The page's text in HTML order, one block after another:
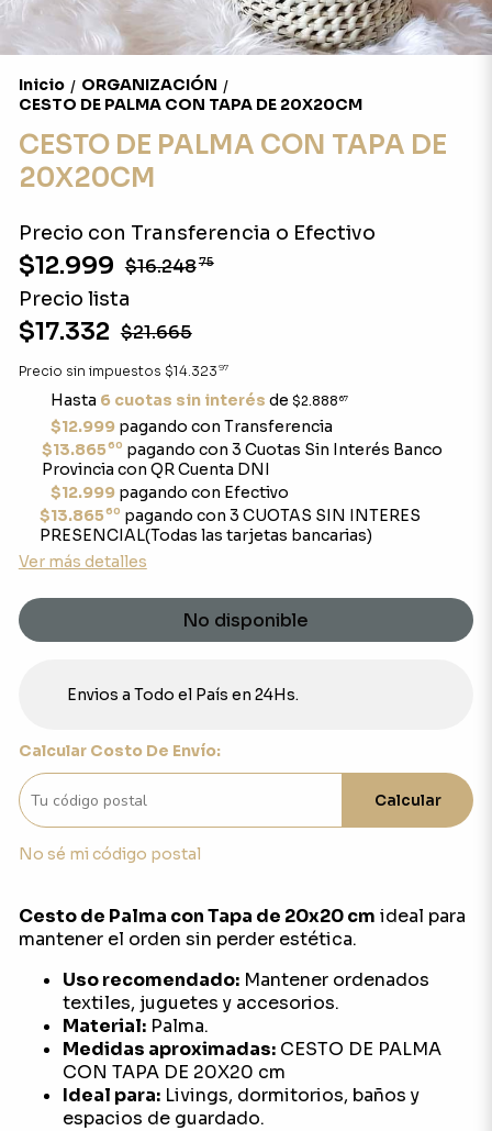
Inicio / ORGANIZACIÓN /
CESTO DE PALMA CON TAPA DE 20X20CM
CESTO DE PALMA CON TAPA DE
20X20CM
Precio con Transferencia o Efectivo
$12.999 $16.24875
Precio lista
$17.332 $21.665
Precio sin impuestos $14.323 97
Hasta 6 cuotas sin interés de $2.888 67
$12.999pagando con Transferencia
$13.86560 pagando con 3 Cuotas Sin Interés Banco
Provincia con QR Cuenta DNI
$12.999pagando con Efectivo
$13.86560 pagando con 3 CUOTAS SIN INTERES
PRESENCIAL(Todas las tarjetas bancarias)
Ver más detalles
No disponible
Envios a Todo el País en 24Hs.
Calcular Costo De Envío:
Calcular
No sé mi código postal
Cesto de Palma con Tapa de 20x20 cm ideal para
mantener el orden sin perder estética.
Uso recomendado:Mantener ordenados
textiles, juguetes y accesorios.
Material:Palma.
Medidas aproximadas:CESTO DE PALMA
CON TAPA DE 20X20 cm
Ideal para:Livings, dormitorios, baños y
espacios de guardado.